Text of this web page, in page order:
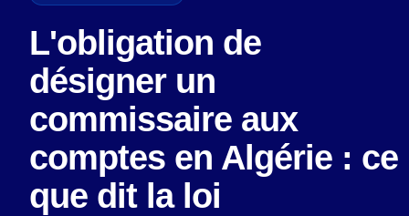
L'obligation de
désigner un
commissaire aux
comptes en Algérie : ce
que dit la loi